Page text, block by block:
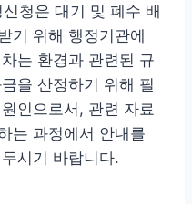
청은 대기 및 폐수 배
기 위해 행정기관에
는 환경과 관련된 규
을 산정하기 위해 필
인으로서, 관련 자료
는 과정에서 안내를
시기 바랍니다.